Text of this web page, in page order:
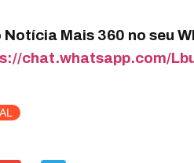
Mais 360 no seu
chat.whatsapp.com/